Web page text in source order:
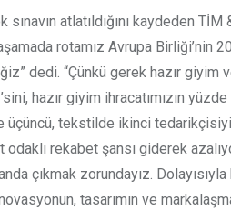
atlatıldığını kaydeden
rotamız Avrupa Birliği’nin
dedi. “Çünkü gerek hazır
hazır giyim ihracatımızın
üçüncü, tekstilde ikinci
rekabet şansı giderek
çıkmak zorundayız.
tasarımın ve